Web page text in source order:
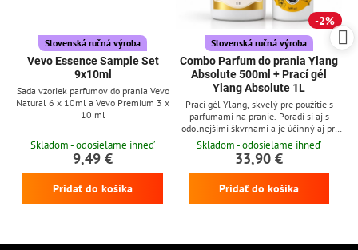
Slovenská ručná výroba
Vevo Essence Sample Set
9x10ml
Sada vzoriek parfumov do prania Vevo
Natural 6 x 10ml a Vevo Premium 3 x
10 ml
Skladom - odosielame ihneď
9,49 €
Pridať do košíka
2%
Slovenská ručná výroba
Combo Parfum do prania Ylang
Absolute 500ml + Prací gél
Ylang Absolute 1L
Prací gél Ylang, skvelý pre použitie s
parfumami na pranie. Poradí si aj s
odolnejšími škvrnami a je účinný aj pri
nízkych teplotách
Skladom - odosielame ihneď
33,90 €
Pridať do košíka